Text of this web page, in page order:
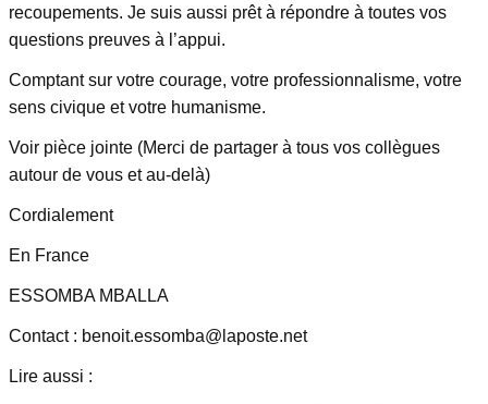
recoupements. Je suis aussi prêt à répondre à toutes vos
questions preuves à l’appui.
Comptant sur votre courage, votre professionnalisme, votre
sens civique et votre humanisme.
Voir pièce jointe (Merci de partager à tous vos collègues
autour de vous et au-delà)
Cordialement
En France
ESSOMBA MBALLA
Contact : benoit.essomba@laposte.net
Lire aussi :